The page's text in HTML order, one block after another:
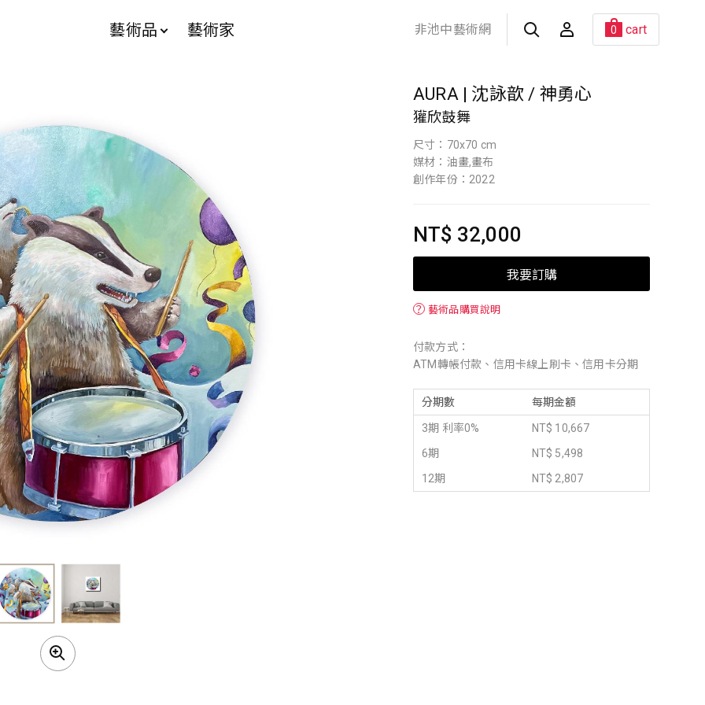
藝術品 藝術家 非池中藝術網 0 cart
AURA | 沈詠歆 / 神勇心
獾欣鼓舞
尺寸：70x70 cm
媒材：油畫,畫布
創作年份：2022
NT$ 32,000
我要訂購
？ 藝術品購買說明
付款方式：
ATM轉帳付款、信用卡線上刷卡、信用卡分期
分期數 每期金額
3期 利率0%
NT$ 10,667
6期
NT$ 5,498
12期
NT$ 2,807